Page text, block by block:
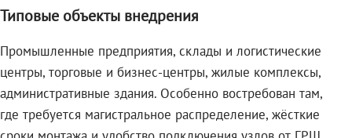
Типовые объекты внедрения
Промышленные предприятия, склады и логистические
центры, торговые и бизнес-центры, жилые комплексы,
административные здания. Особенно востребован там,
где требуется магистральное распределение, жёсткие